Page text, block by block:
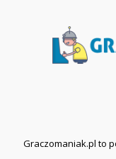
Graczomaniak.pl to